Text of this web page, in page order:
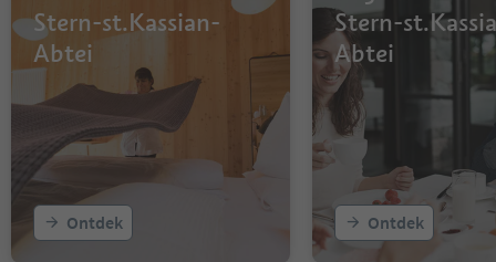
Stern-st.Kassian-
Abtei
Ontdek
Stern-
Abtei
Ontdek